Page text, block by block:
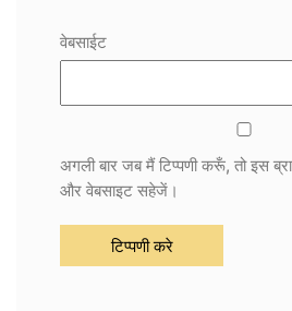
वेबसाईट
अगली बार जब मैं टिप्पणी करूँ, तो इस
और वेबसाइट सहेजें।